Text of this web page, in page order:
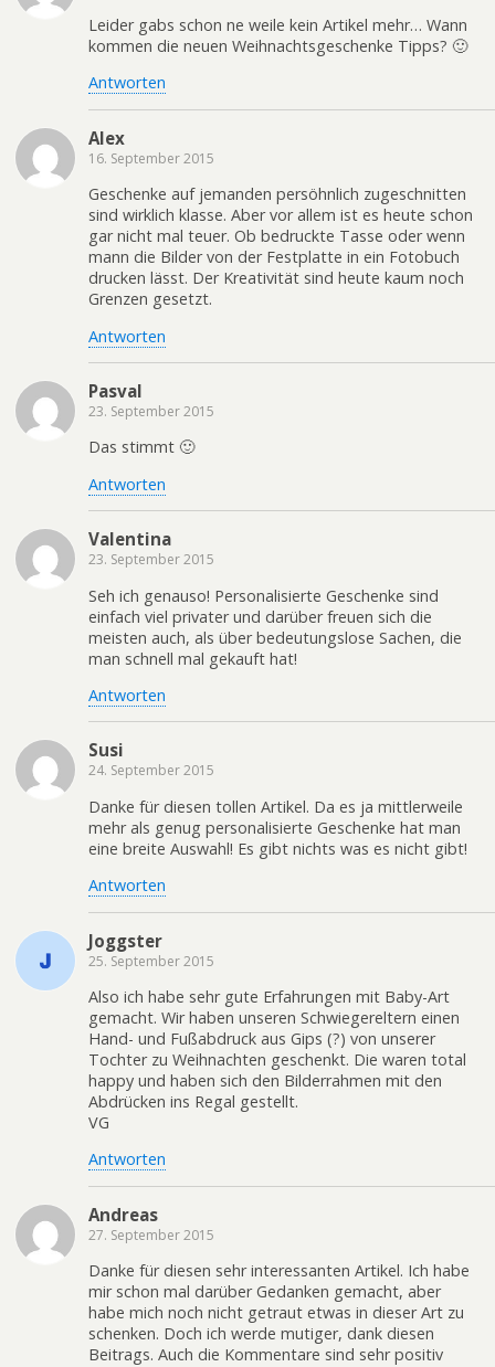
Leider gabs schon ne weile kein Artikel mehr… Wann
kommen die neuen Weihnachtsgeschenke Tipps? 🙂
Antworten
Alex
16. September 2015
Geschenke auf jemanden persöhnlich zugeschnitten
sind wirklich klasse. Aber vor allem ist es heute schon
gar nicht mal teuer. Ob bedruckte Tasse oder wenn
mann die Bilder von der Festplatte in ein Fotobuch
drucken lässt. Der Kreativität sind heute kaum noch
Grenzen gesetzt.
Antworten
Pasval
23. September 2015
Das stimmt 🙂
Antworten
Valentina
23. September 2015
Seh ich genauso! Personalisierte Geschenke sind
einfach viel privater und darüber freuen sich die
meisten auch, als über bedeutungslose Sachen, die
man schnell mal gekauft hat!
Antworten
Susi
24. September 2015
Danke für diesen tollen Artikel. Da es ja mittlerweile
mehr als genug personalisierte Geschenke hat man
eine breite Auswahl! Es gibt nichts was es nicht gibt!
Antworten
Joggster
25. September 2015
Also ich habe sehr gute Erfahrungen mit Baby-Art
gemacht. Wir haben unseren Schwiegereltern einen
Hand- und Fußabdruck aus Gips (?) von unserer
Tochter zu Weihnachten geschenkt. Die waren total
happy und haben sich den Bilderrahmen mit den
Abdrücken ins Regal gestellt.
VG
Antworten
Andreas
27. September 2015
Danke für diesen sehr interessanten Artikel. Ich habe
mir schon mal darüber Gedanken gemacht, aber
habe mich noch nicht getraut etwas in dieser Art zu
schenken. Doch ich werde mutiger, dank diesen
Beitrags. Auch die Kommentare sind sehr positiv